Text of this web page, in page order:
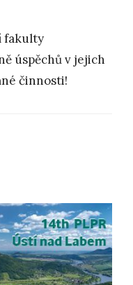
fakulty
úspěchů v jejich
činnosti!